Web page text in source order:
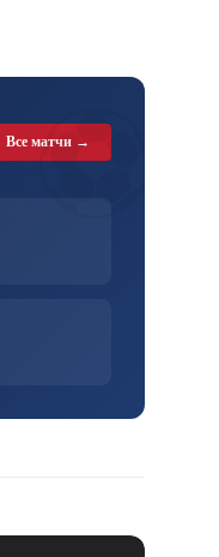
⚽
Все матчи →